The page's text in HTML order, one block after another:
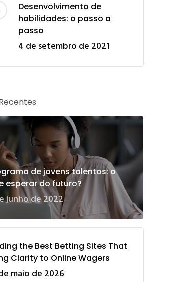
Desenvolvimento de
habilidades: o passo a
passo
4 de setembro de 2021
de jovens talentos: o
esperar do futuro?
junho de 2022
the Best Betting Sites That
Clarity to Online Wagers
maio de 2026